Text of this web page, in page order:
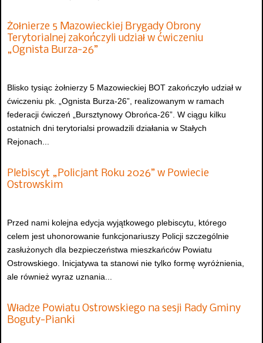
Żołnierze 5 Mazowieckiej Brygady Obrony
Terytorialnej zakończyli udział w ćwiczeniu
„Ognista Burza-26”
Blisko tysiąc żołnierzy 5 Mazowieckiej BOT zakończyło udział w
ćwiczeniu pk. „Ognista Burza-26”, realizowanym w ramach
federacji ćwiczeń „Bursztynowy Obrońca-26”. W ciągu kilku
ostatnich dni terytorialsi prowadzili działania w Stałych
Rejonach...
Plebiscyt „Policjant Roku 2026” w Powiecie
Ostrowskim
Przed nami kolejna edycja wyjątkowego plebiscytu, którego
celem jest uhonorowanie funkcjonariuszy Policji szczególnie
zasłużonych dla bezpieczeństwa mieszkańców Powiatu
Ostrowskiego. Inicjatywa ta stanowi nie tylko formę wyróżnienia,
ale również wyraz uznania...
Władze Powiatu Ostrowskiego na sesji Rady Gminy
Boguty-Pianki